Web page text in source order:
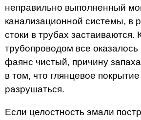
неправильно выполненный
канализационной системы, в
стоки в трубах застаиваются.
трубопроводом все оказалось
фаянс чистый, причину
в том, что глянцевое
разрушаться.
Если целостность эмали